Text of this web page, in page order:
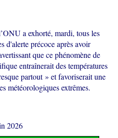
a exhorté, mardi, tous les
d'alerte précoce après avoir
que ce phénomène de
entraînerait des températures
partout » et favoriserait une
météorologiques extrêmes.
2026